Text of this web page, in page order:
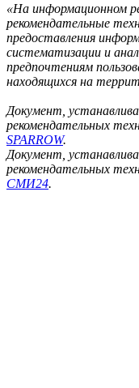
«На информационном
рекомендательные
предоставления
систематизации и
предпочтениям
находящихся на
Документ,
рекомендательных
SPARROW.
Документ,
рекомендательных
СМИ24.